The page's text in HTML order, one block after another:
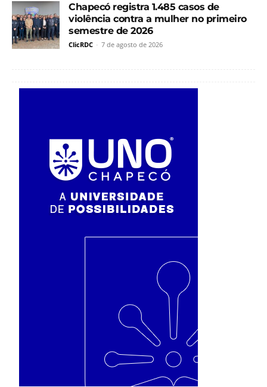
Chapecó registra 1.485 casos de
violência contra a mulher no primeiro
semestre de 2026
ClicRDC - 7 de agosto de 2026